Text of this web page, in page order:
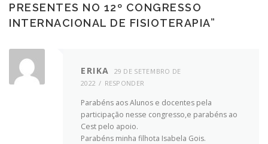
PRESENTES NO 12º CONGRESSO
INTERNACIONAL DE FISIOTERAPIA”
ERIKA
29 DE SETEMBRO DE
2022
RESPONDER
Parabéns aos Alunos e docentes pela
participação nesse congresso,e parabéns ao
Cest pelo apoio.
Parabéns minha filhota Isabela Gois.